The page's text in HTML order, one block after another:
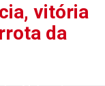
vitória
da